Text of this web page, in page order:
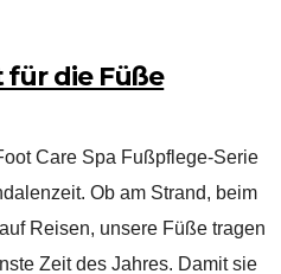
die Füße
Care Spa Fußpflege-Serie
Ob am Strand, beim
Reisen, unsere Füße tra­gen
Zeit des Jahres. Damit sie